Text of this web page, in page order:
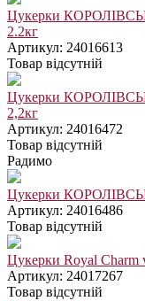
Цукерки
2.2кг
Артикул: 24016613
Товар відсутній
Цукерки
2,2кг
Артикул: 24016472
Товар відсутній
Радимо
Цукерки
Артикул: 24016486
Товар відсутній
Цукерки Royal Charm
Артикул: 24017267
Товар відсутній